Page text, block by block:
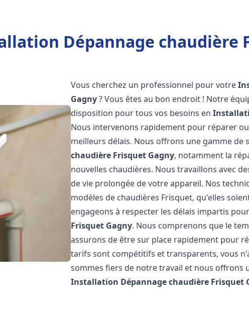
Dépannage chaudière
Vous cherchez un professionnel pour votre
Gagny? Vous êtes au bon endroit ! Notre
disposition pour tous vos besoins en
Nous intervenons rapidement pour réparer
meilleurs délais. Nous offrons une gamme de
chaudière Frisquet Gagny, notamment la
nouvelles chaudières. Nous travaillons avec
de vie prolongée de votre appareil. Nos
modèles de chaudières Frisquet, qu'elles
engageons à respecter les délais impartis
Frisquet Gagny. Nous comprenons que le
assurons de être sur place rapidement pour
tarifs sont compétitifs et transparents, vous
sommes fiers de notre travail et nous offrons
Installation Dépannage chaudière Frisquet